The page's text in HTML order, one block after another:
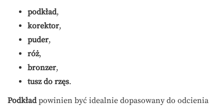
podkład,
korektor,
puder,
róż,
bronzer,
tusz do rzęs.
Podkładpowinien być idealnie dopasowany do odcienia